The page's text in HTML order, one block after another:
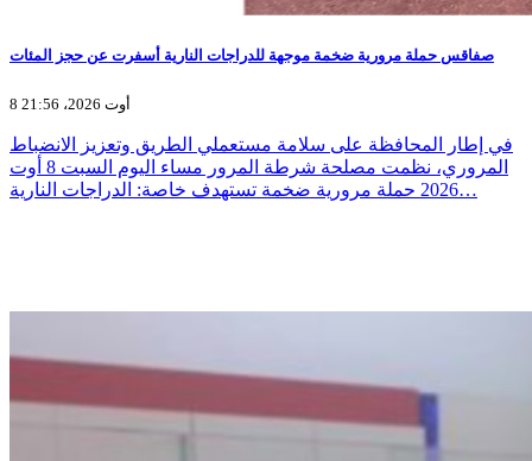
صفاقس حملة مرورية ضخمة موجهة للدراجات النارية أسفرت عن حجز المئات
8 أوت 2026، 21:56
في إطار المحافظة على سلامة مستعملي الطريق وتعزيز الانضباط
المروري، نظمت مصلحة شرطة المرور مساء اليوم السبت 8 أوت
2026 حملة مرورية ضخمة تستهدف خاصة: الدراجات النارية…